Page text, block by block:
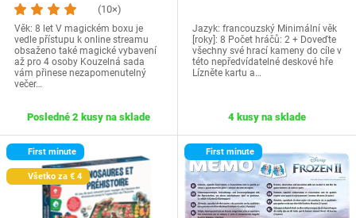
(10×)
Věk: 8 let V magickém boxu je
vedle přístupu k online streamu
obsaženo také magické vybavení
až pro 4 osoby Kouzelná sada
vám přinese nezapomenutelný
večer…
Posledné 2 kusy na sklade
Jazyk: francouzský Minimální věk
[roky]: 8 Počet hráčů: 2 + Doveďte
všechny své hrací kameny do cíle v
této nepředvídatelné deskové hře
Lízněte kartu a…
4 kusy na sklade
First minute
Všetko za € 4
First minute